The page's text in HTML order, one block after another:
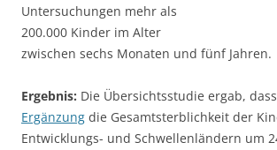
Untersuchungen mehr als
200.000 Kinder im Alter
zwischen sechs Monaten und fünf Jahren.
Ergebnis: Die Übersichtsstudie ergab,
Ergänzung die Gesamtsterblichkeit der
Entwicklungs- und Schwellenländern um